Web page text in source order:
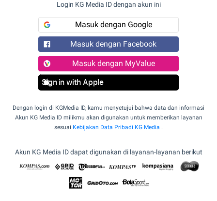
Login KG Media ID dengan akun ini
Masuk dengan Google
Masuk dengan Facebook
Masuk dengan MyValue
Sign in with Apple
Dengan login di KGMedia ID, kamu menyetujui bahwa data dan informasi
Akun KG Media ID milikmu akan digunakan untuk memberikan layanan
sesuai Kebijakan Data Pribadi KG Media .
Akun KG Media ID dapat digunakan di layanan-layanan berikut